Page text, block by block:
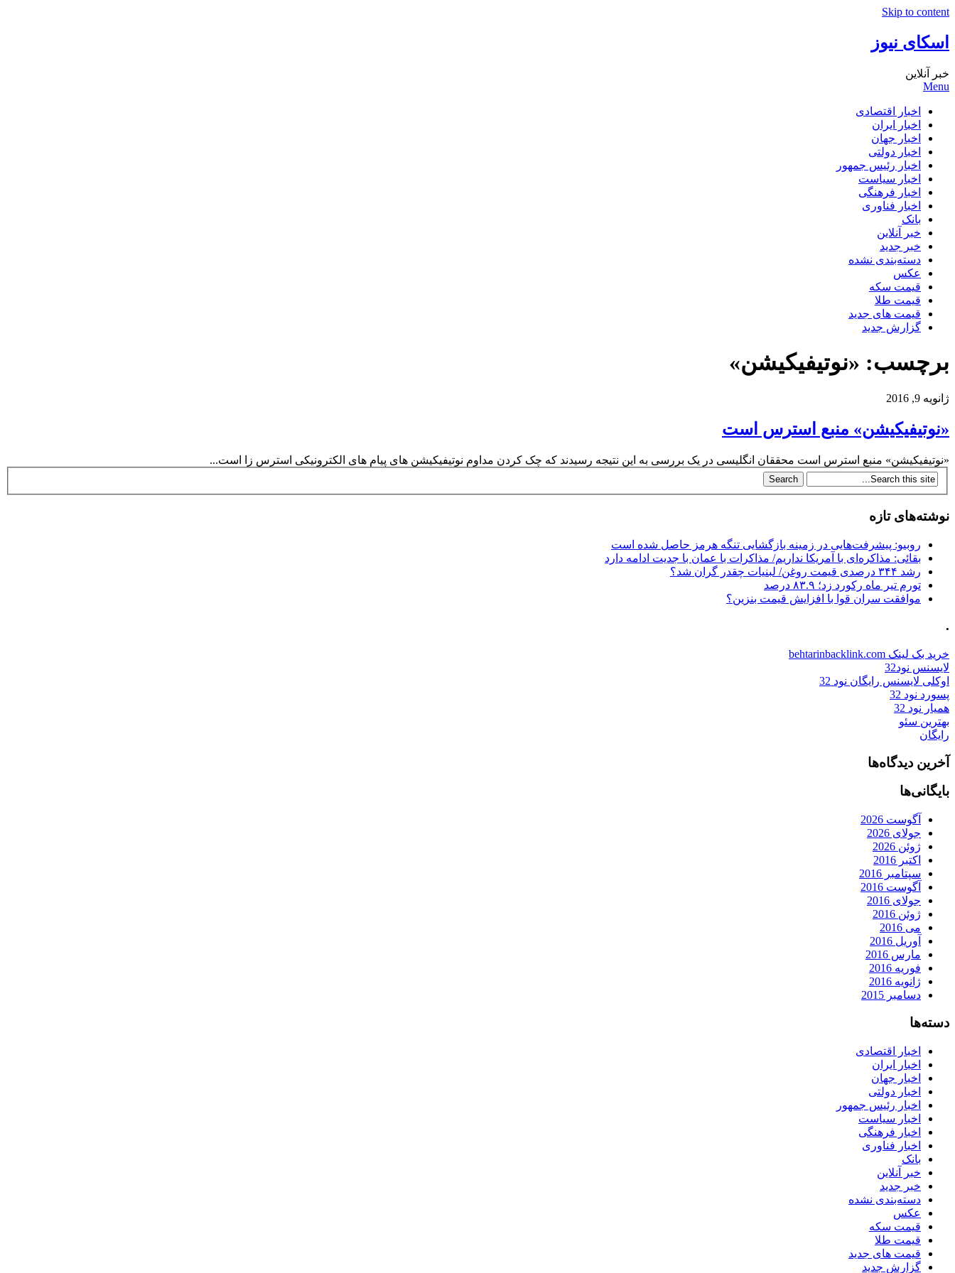
Skip to content
اسکای نیوز
خبر آنلاین
Menu
اخبار اقتصادی
اخبار ایران
اخبار جهان
اخبار دولتی
اخبار رئیس جمهور
اخبار سیاست
اخبار فرهنگی
اخبار فناوری
بانک
خبر آنلاین
خبر جدید
دسته‌بندی نشده
عکس
قیمت سکه
قیمت طلا
قیمت های جدید
گزارش جدید
برچسب: «نوتیفیکیشن»
ژانویه 9, 2016
«نوتیفیکیشن» منبع استرس است
«نوتیفیکیشن» منبع استرس است محققان انگلیسی در یک بررسی به این نتیجه رسیدند که چک کردن مداوم نوتیفیکیشن های پیام های الکترونیکی استرس زا است...
نوشته‌های تازه
روبیو: پیشرفت‌هایی در زمینه بازگشایی تنگه هرمز حاصل شده است
بقائی: مذاکره‌ای با آمریکا نداریم/ مذاکرات با عمان با جدیت ادامه دارد
رشد ۳۴۴ درصدی قیمت روغن/ لبنیات چقدر گران شد؟
تورم تیر ماه رکورد زد؛ ۸۳.۹ درصد
موافقت سران قوا با افزایش قیمت بنزین؟
.
خرید بک لینک behtarinbacklink.com
لایسنس نود32
اوکلی لایسنس رایگان نود 32
پسورد نود 32
همیار نود 32
بهترین سئو
رایگان
آخرین دیدگاه‌ها
بایگانی‌ها
آگوست 2026
جولای 2026
ژوئن 2026
اکتبر 2016
سپتامبر 2016
آگوست 2016
جولای 2016
ژوئن 2016
می 2016
آوریل 2016
مارس 2016
فوریه 2016
ژانویه 2016
دسامبر 2015
دسته‌ها
اخبار اقتصادی
اخبار ایران
اخبار جهان
اخبار دولتی
اخبار رئیس جمهور
اخبار سیاست
اخبار فرهنگی
اخبار فناوری
بانک
خبر آنلاین
خبر جدید
دسته‌بندی نشده
عکس
قیمت سکه
قیمت طلا
قیمت های جدید
گزارش جدید